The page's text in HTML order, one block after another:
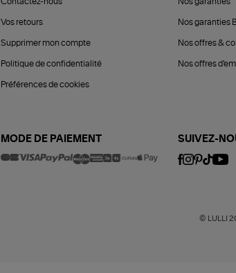
Vos retours
Supprimer mon compte
Politique de confidentialité
Préférences de cookies
Nos garanties
Nos offres &
Nos offres
MODE DE PAIEMENT SUIVEZ-
© LULLI